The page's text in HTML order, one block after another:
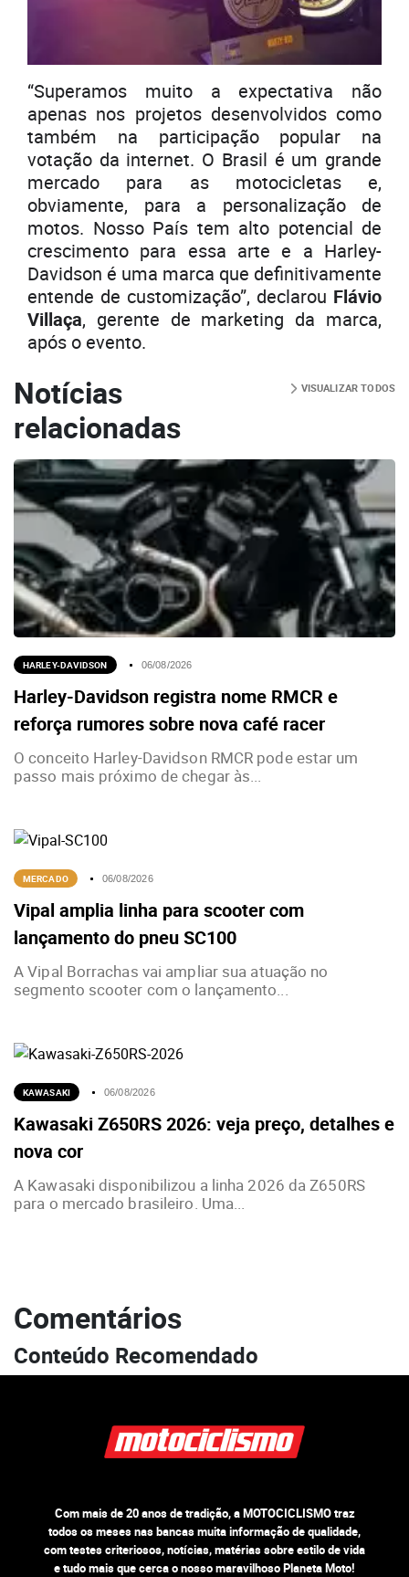
“Superamos muito a expectativa não
apenas nos projetos desenvolvidos como
também na participação popular na
votação da internet. O Brasil é um grande
mercado para as motocicletas e,
obviamente, para a personalização de
motos. Nosso País tem alto potencial de
crescimento para essa arte e a Harley-
Davidson é uma marca que definitivamente
entende de customização”, declarou Flávio
Villaça, gerente de marketing da marca,
após o evento.
Notícias
relacionadas
VISUALIZAR TODOS
HARLEY-DAVIDSON 06/08/2026
Harley-Davidson registra nome RMCR e
reforça rumores sobre nova café racer
O conceito Harley-Davidson RMCR pode estar um
passo mais próximo de chegar às...
MERCADO 06/08/2026
Vipal amplia linha para scooter com
lançamento do pneu SC100
A Vipal Borrachas vai ampliar sua atuação no
segmento scooter com o lançamento...
KAWASAKI 06/08/2026
Kawasaki Z650RS 2026: veja preço, detalhes e
nova cor
A Kawasaki disponibilizou a linha 2026 da Z650RS
para o mercado brasileiro. Uma...
Comentários
Conteúdo Recomendado
Com mais de 20 anos de tradição, a MOTOCICLISMO traz
todos os meses nas bancas muita informação de qualidade,
com testes criteriosos, notícias, matérias sobre estilo de vida
e tudo mais que cerca o nosso maravilhoso Planeta Moto!